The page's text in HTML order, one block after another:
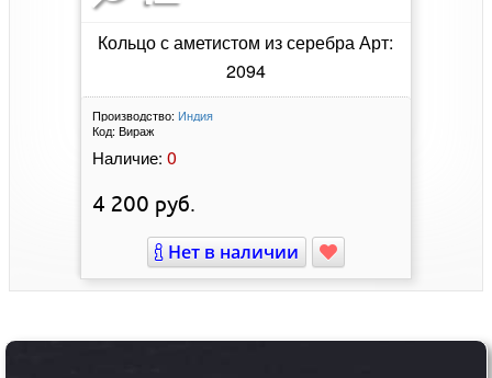
Кольцо с аметистом из серебра Арт:
2094
Производство: Индия
Код: Вираж
Наличие: 0
4 200 руб.
Нет в наличии